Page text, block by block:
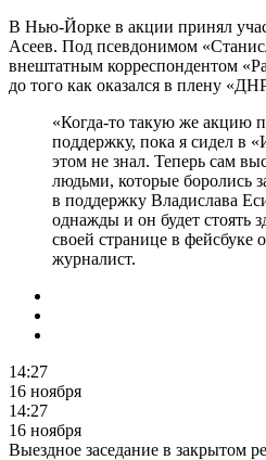
В Нью-Йорке в акции принял
Асеев. Под псевдонимом
внештатным корреспондентом
до того как оказался в плену
«Когда-то такую ​​же акцию
поддержку, пока я сидел в
этом не знал. Теперь сам
людьми, которые боролись
в поддержку Владислава
однажды и он будет стоять
своей странице в фейсбуке
журналист.
14:27
16 ноября
14:27
16 ноября
Выездное заседание в закрытом